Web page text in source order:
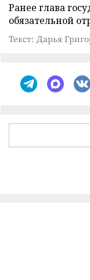
Ранее глава
обязательной
Текст: Дарья